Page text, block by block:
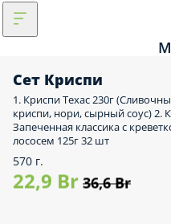
Сет Криспи
1. Криспи Техас 230г
криспи, нори, сырный соус) 2.
Запеченная классика с
лососем 125г 32 шт
570 г.
22,9 Br 36,6 Br